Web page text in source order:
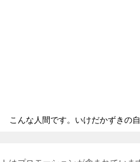
こんな人間です。いけだかずきの